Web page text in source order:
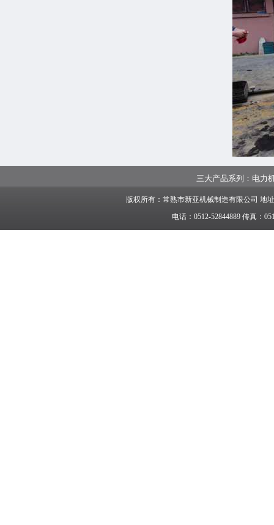
三大产品系列： 电力
版权所有：常熟市新亚机械制造有限公司 地
电话：0512-52844889 传真：